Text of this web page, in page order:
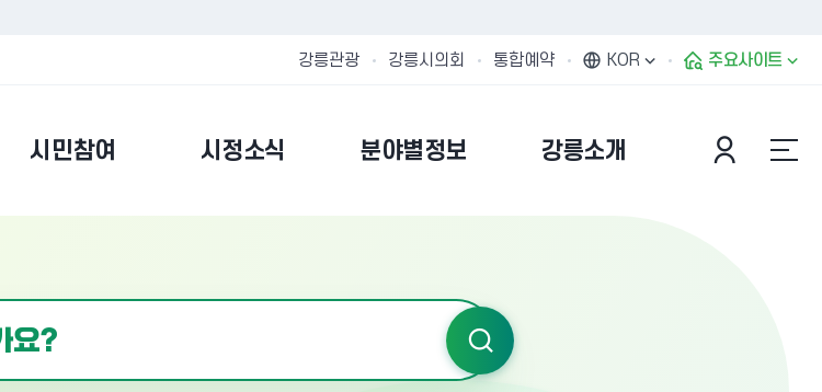
강릉관광 강릉시의회 통합예약 KOR 주요사이트
시민참여 시정소식 분야별정보 강릉소개